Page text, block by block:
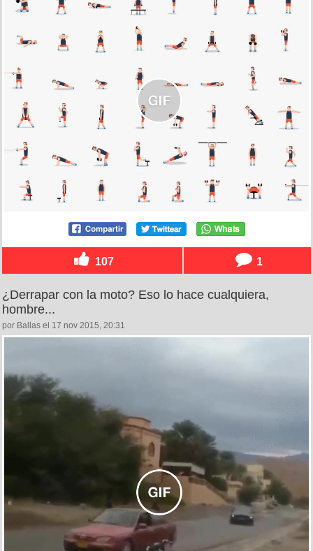
107 1
¿Derrapar con la moto? Eso lo hace cualquiera,
hombre...
por Ballas el 17 nov 2015, 20:31